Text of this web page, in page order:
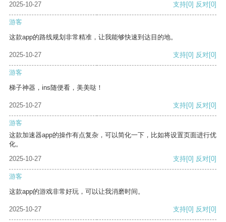
2025-10-27
支持[0] 反对[0]
游客
这款app的路线规划非常精准，让我能够快速到达目的地。
2025-10-27 支持[0] 反对[0]
游客
梯子神器，ins随便看，美美哒！
2025-10-27 支持[0] 反对[0]
游客
这款加速器app的操作有点复杂，可以简化一下，比如将设置页面进行优
化。
2025-10-27
支持[0] 反对[0]
游客
这款app的游戏非常好玩，可以让我消磨时间。
2025-10-27 支持[0] 反对[0]